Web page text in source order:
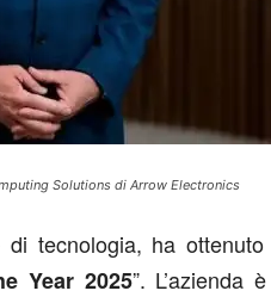
Solutions di Arrow Electronics
tecnologia, ha
Year 2025”. L’azienda